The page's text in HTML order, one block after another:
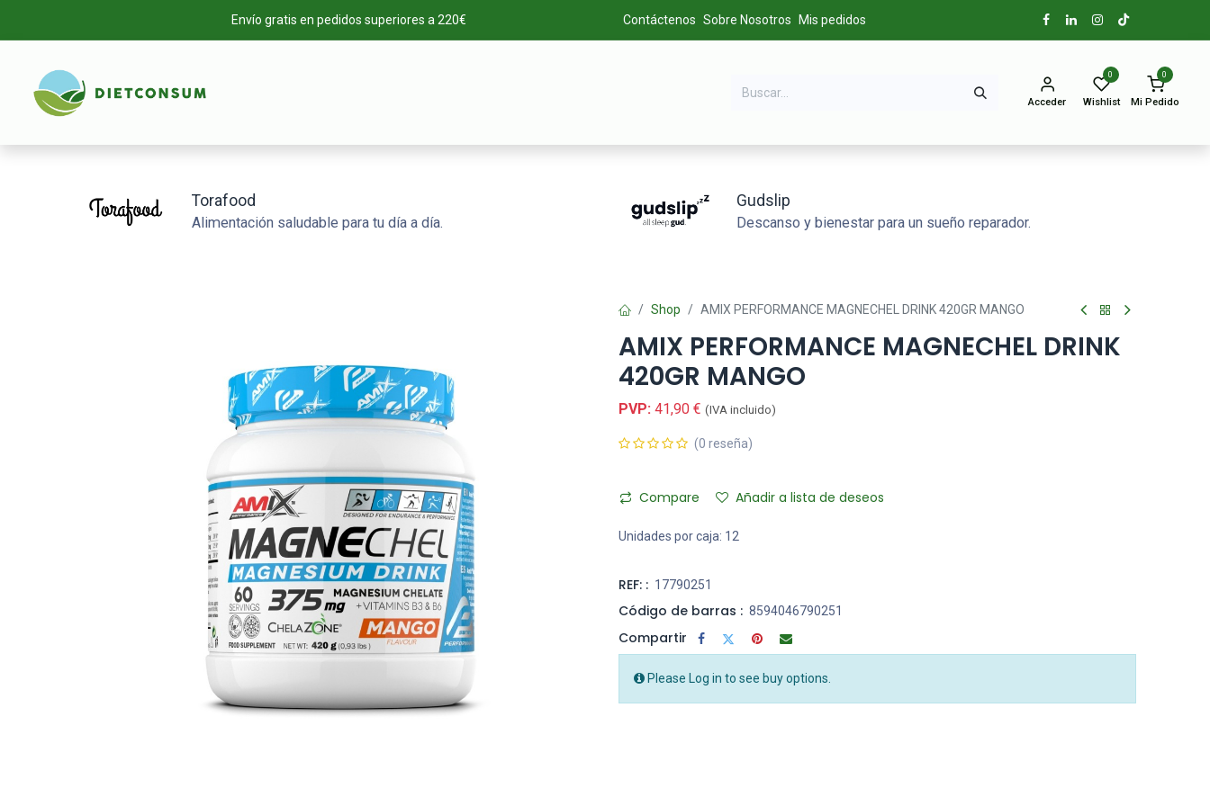
Envío gratis en pedidos superiores a 220€ Contáctenos Sobre Nosotros Mis pedidos
Acceder
0
Wishlist
0
Mi Pedido
Torafood
Alimentación saludable para tu día a día.
Gudslip
Descanso y bienestar para un sueño reparador.
Shop AMIX PERFORMANCE MAGNECHEL DRINK 420GR MANGO
AMIX PERFORMANCE MAGNECHEL DRINK
420GR MANGO
PVP: 41,90 € (IVA incluido)
(0 reseña)
Compare Añadir a lista de deseos
Unidades por caja: 12
REF: : 17790251
Código de barras : 8594046790251
Compartir
Please Log in to see buy options.